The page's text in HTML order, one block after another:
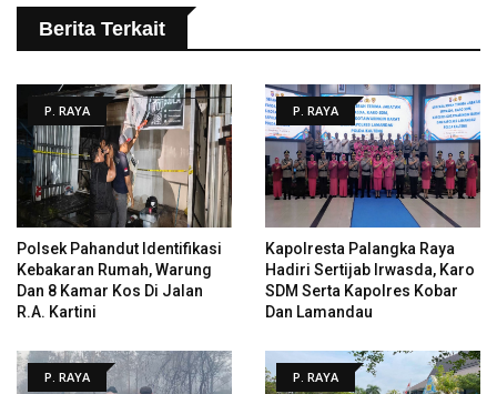
Berita Terkait
P. RAYA
Polsek Pahandut Identifikasi
Kebakaran Rumah, Warung
Dan 8 Kamar Kos Di Jalan
R.A. Kartini
P. RAYA
Kapolresta Palangka Raya
Hadiri Sertijab Irwasda, Karo
SDM Serta Kapolres Kobar
Dan Lamandau
P. RAYA P. RAYA